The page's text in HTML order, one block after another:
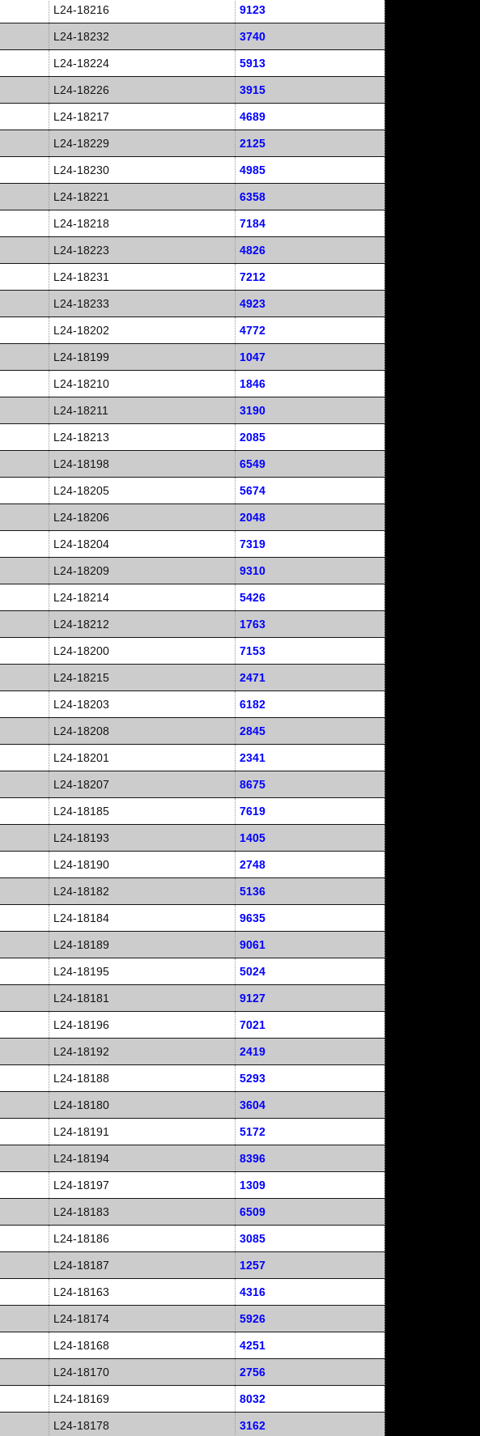
L24-18216 9123
L24-18232 3740
L24-18224 5913
L24-18226 3915
L24-18217 4689
L24-18229 2125
L24-18230 4985
L24-18221 6358
L24-18218 7184
L24-18223 4826
L24-18231 7212
L24-18233 4923
L24-18202 4772
L24-18199 1047
L24-18210 1846
L24-18211 3190
L24-18213 2085
L24-18198 6549
L24-18205 5674
L24-18206 2048
L24-18204 7319
L24-18209 9310
L24-18214 5426
L24-18212 1763
L24-18200 7153
L24-18215 2471
L24-18203 6182
L24-18208 2845
L24-18201 2341
L24-18207 8675
L24-18185 7619
L24-18193 1405
L24-18190 2748
L24-18182 5136
L24-18184 9635
L24-18189 9061
L24-18195 5024
L24-18181 9127
L24-18196 7021
L24-18192 2419
L24-18188 5293
L24-18180 3604
L24-18191 5172
L24-18194 8396
L24-18197 1309
L24-18183 6509
L24-18186 3085
L24-18187 1257
L24-18163 4316
L24-18174 5926
L24-18168 4251
L24-18170 2756
L24-18169 8032
L24-18178 3162